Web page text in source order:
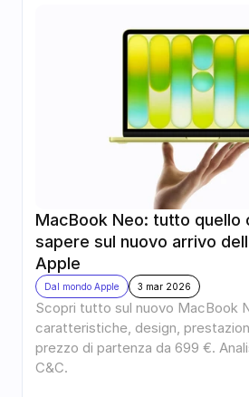
MacBook Neo: tutto quello
sapere sul nuovo arrivo
Apple
Dal mondo Apple 3 mar 2026
Scopri tutto sul nuovo MacBook
caratteristiche, design,
prezzo di partenza da 699 €.
C&C.